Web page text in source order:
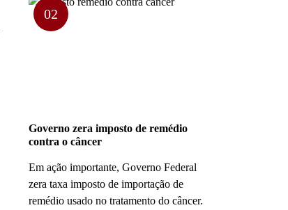
02
Governo zera imposto de remédio
contra o câncer
Em ação importante, Governo Federal
zera taxa imposto de importação de
remédio usado no tratamento do câncer.